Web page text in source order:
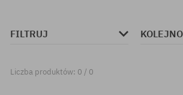
FILTRUJ
Liczba produktów: 0 / 0